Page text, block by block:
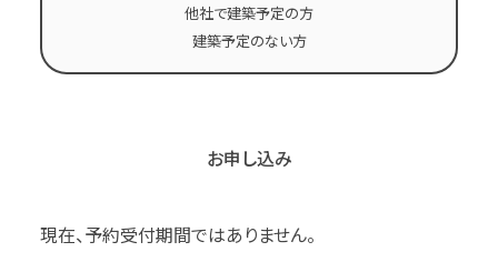
他社で建築予定の方
建築予定のない方
お申し込み
現在、予約受付期間ではありません。